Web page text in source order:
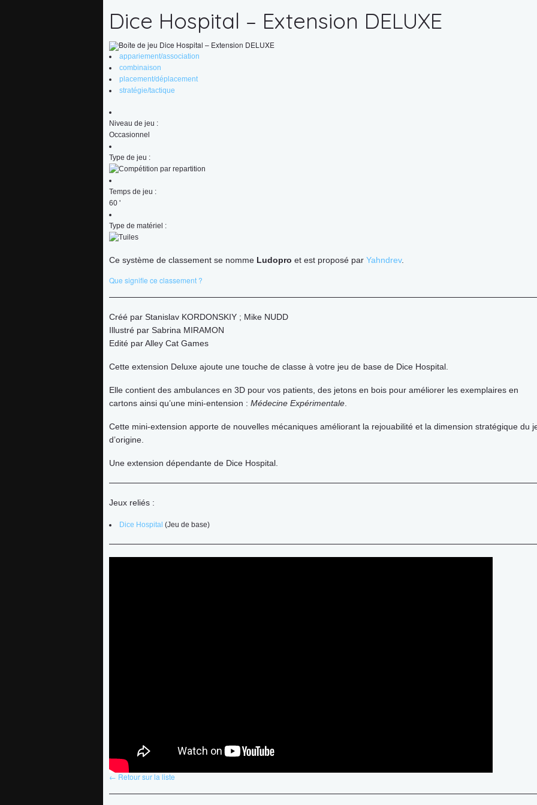
Accueil
l’association
Adhérer
Agenda
Actus
ludothèque
partenaires
presse
Contact
Connexion
Dice Hospital – Extension DELUXE
appariement/association
combinaison
placement/déplacement
stratégie/tactique
Niveau de jeu :
Occasionnel
Type de jeu :
Temps de jeu :
60 '
Type de matériel :
Ce système de classement se nomme Ludopro et est proposé par Yahndrev.
Que signifie ce classement ?
Créé par Stanislav KORDONSKIY ; Mike NUDD
Illustré par Sabrina MIRAMON
Edité par Alley Cat Games
Cette extension Deluxe ajoute une touche de classe à votre jeu de base de Dice Hospital.
Elle contient des ambulances en 3D pour vos patients, des jetons en bois pour améliorer les exemplaires en
cartons ainsi qu’une mini-entension : Médecine Expérimentale
Cette mini-extension apporte de nouvelles mécaniques améliorant la rejouabilité et la dimension stratégique du
d’origine.
Une extension dépendante de Dice Hospital.
Jeux reliés :
Dice Hospital (Jeu de base)
← Retour sur la liste